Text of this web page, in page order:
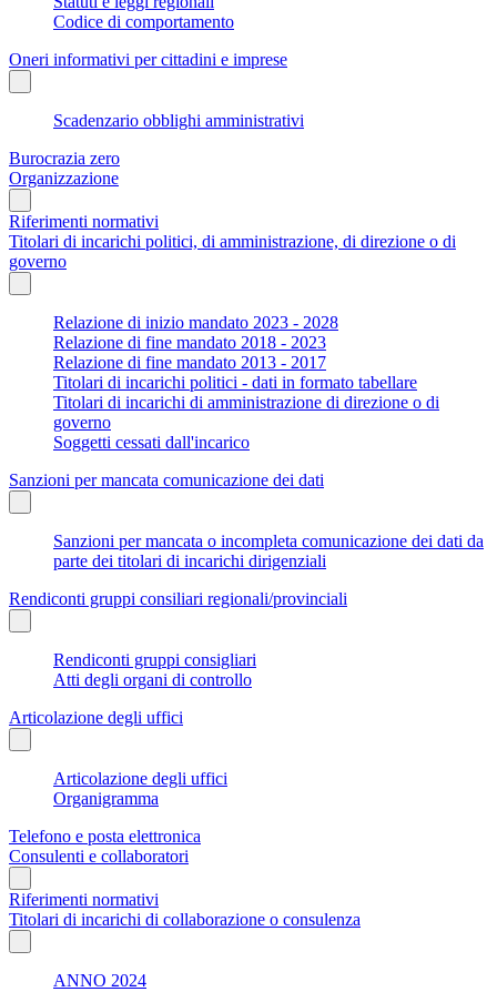
Codice di comportamento
Oneri informativi per cittadini e imprese
Scadenzario obblighi amministrativi
Burocrazia zero
Organizzazione
Riferimenti normativi
Titolari di incarichi politici, di amministrazione, di direzione o di
governo
Relazione di inizio mandato 2023 - 2028
Relazione di fine mandato 2018 - 2023
Relazione di fine mandato 2013 - 2017
Titolari di incarichi politici - dati in formato tabellare
Titolari di incarichi di amministrazione di direzione o di
governo
Soggetti cessati dall'incarico
Sanzioni per mancata comunicazione dei dati
Sanzioni per mancata o incompleta comunicazione dei dati da
parte dei titolari di incarichi dirigenziali
Rendiconti gruppi consiliari regionali/provinciali
Rendiconti gruppi consigliari
Atti degli organi di controllo
Articolazione degli uffici
Articolazione degli uffici
Organigramma
Telefono e posta elettronica
Consulenti e collaboratori
Riferimenti normativi
Titolari di incarichi di collaborazione o consulenza
ANNO 2024